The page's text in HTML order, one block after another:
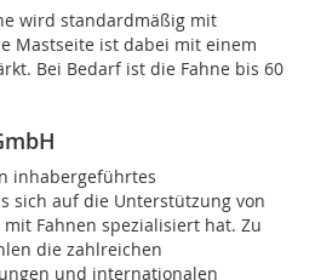
wird standardmäßig mit
Mastseite ist dabei mit einem
Bei Bedarf ist die Fahne bis 60
inhabergeführtes
sich auf die Unterstützung von
Fahnen spezialisiert hat. Zu
die zahlreichen
und internationalen